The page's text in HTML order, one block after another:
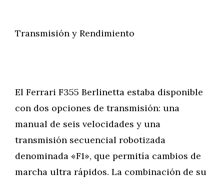
Transmisión y Rendimiento
El Ferrari F355 Berlinetta estaba disponible
con dos opciones de transmisión: una
manual de seis velocidades y una
transmisión secuencial robotizada
denominada «F1», que permitía cambios de
marcha ultra rápidos. La combinación de su